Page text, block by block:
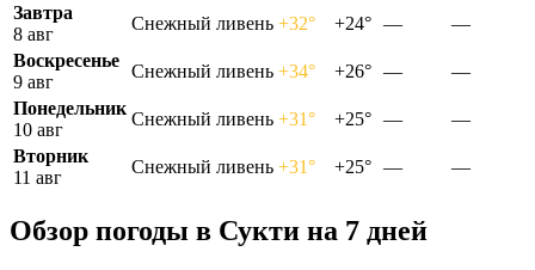
Завтра
8 авг
Снежный ливень +32° +24° —
—
Воскресенье
9 авг
Снежный ливень +34° +26° —
—
Понедельник
10 авг
Снежный ливень +31° +25° —
—
Вторник
11 авг
Снежный ливень +31° +25° — —
Обзор погоды в Сукти на 7 дней